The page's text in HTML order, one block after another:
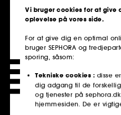
GLOW RECIPE
Fugtgivende renseprodukt
med avocado og ceramid
835
189,00 KR
Vi bruger cookies for at give
oplevelse på vores side.
For at give dig en optimal
bruger SEPHORA og
sporing, såsom:
Tekniske cookies : disse
dig adgang til de
og tjenester på
hjemmesiden. De er